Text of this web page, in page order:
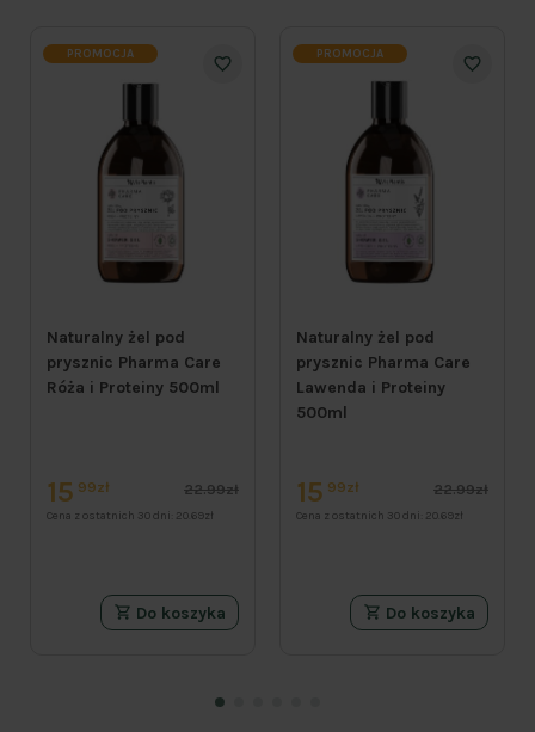
PROMOCJA
Naturalny żel pod
prysznic Pharma Care
Róża i Proteiny 500ml
15 99zł 22.99zł
Cena z ostatnich 30 dni: 20.69zł
Do koszyka
PROMOCJA
Naturalny żel pod
prysznic Pharma Care
Lawenda i Proteiny
500ml
15 99zł 22.99zł
Cena z ostatnich 30 dni: 20.69zł
Do koszyka